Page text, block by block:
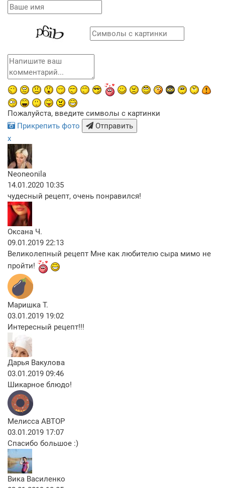
Пожалуйста, введите символы с картинки
Прикрепить фото
Отправить
x
Neoneonila
14.01.2020 10:35
чудесный рецепт, очень понравился!
Оксана Ч.
09.01.2019 22:13
Великолепный рецепт Мне как любителю сыра мимо не
пройти!
Маришка Т.
03.01.2019 19:02
Интересный рецепт!!!
Дарья Вакулова
03.01.2019 09:46
Шикарное блюдо!
Мелисса АВТОР
03.01.2019 17:07
Спасибо большое :)
Вика Василенко